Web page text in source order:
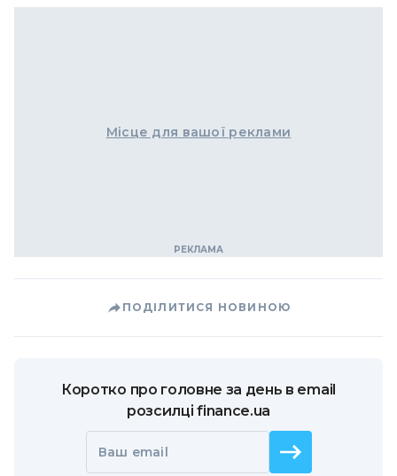
Місце для вашої реклами
ПОДІЛИТИСЯ НОВИНОЮ
Коротко про головне за день в email
розсилці finance.ua
Ваш email